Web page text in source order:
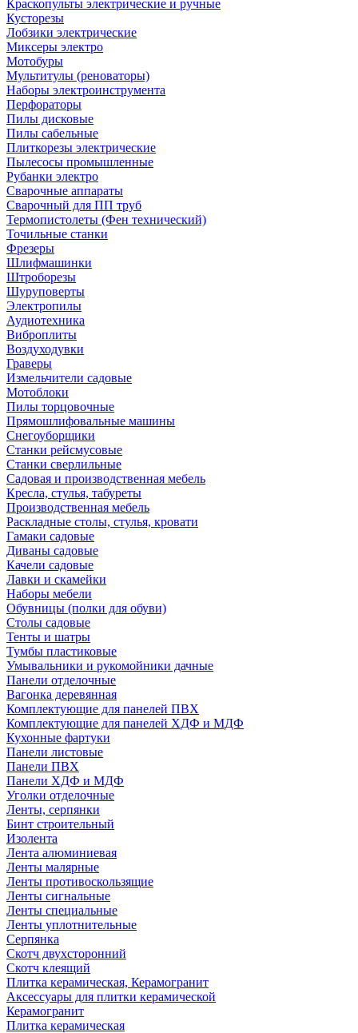
Краскопульты электрические и ручные
Кусторезы
Лобзики электрические
Миксеры электро
Мотобуры
Мультитулы (реноваторы)
Наборы электроинструмента
Перфораторы
Пилы дисковые
Пилы сабельные
Плиткорезы электрические
Пылесосы промышленные
Рубанки электро
Сварочные аппараты
Сварочный для ПП труб
Термопистолеты (Фен технический)
Точильные станки
Фрезеры
Шлифмашинки
Штроборезы
Шуруповерты
Электропилы
Аудиотехника
Виброплиты
Воздуходувки
Граверы
Измельчители садовые
Мотоблоки
Пилы торцовочные
Прямошлифовальные машины
Снегоуборщики
Станки рейсмусовые
Станки сверлильные
Садовая и производственная мебель
Кресла, стулья, табуреты
Производственная мебель
Раскладные столы, стулья, кровати
Гамаки садовые
Диваны садовые
Качели садовые
Лавки и скамейки
Наборы мебели
Обувницы (полки для обуви)
Столы садовые
Тенты и шатры
Тумбы пластиковые
Умывальники и рукомойники дачные
Панели отделочные
Вагонка деревянная
Комплектующие для панелей ПВХ
Комплектующие для панелей ХДФ и МДФ
Кухонные фартуки
Панели листовые
Панели ПВХ
Панели ХДФ и МДФ
Уголки отделочные
Ленты, серпянки
Бинт строительный
Изолента
Лента алюминиевая
Ленты малярные
Ленты противоскользящие
Ленты сигнальные
Ленты специальные
Ленты уплотнительные
Серпянка
Скотч двухсторонний
Скотч клеящий
Плитка керамическая, Керамогранит
Аксессуары для плитки керамической
Керамогранит
Плитка керамическая